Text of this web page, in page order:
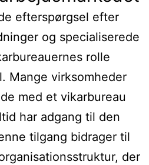
efterspørgsel efter
og specialiserede
rolle
Mange virksomheder
med et vikarbureau
har adgang til den
tilgang bidrager til
der